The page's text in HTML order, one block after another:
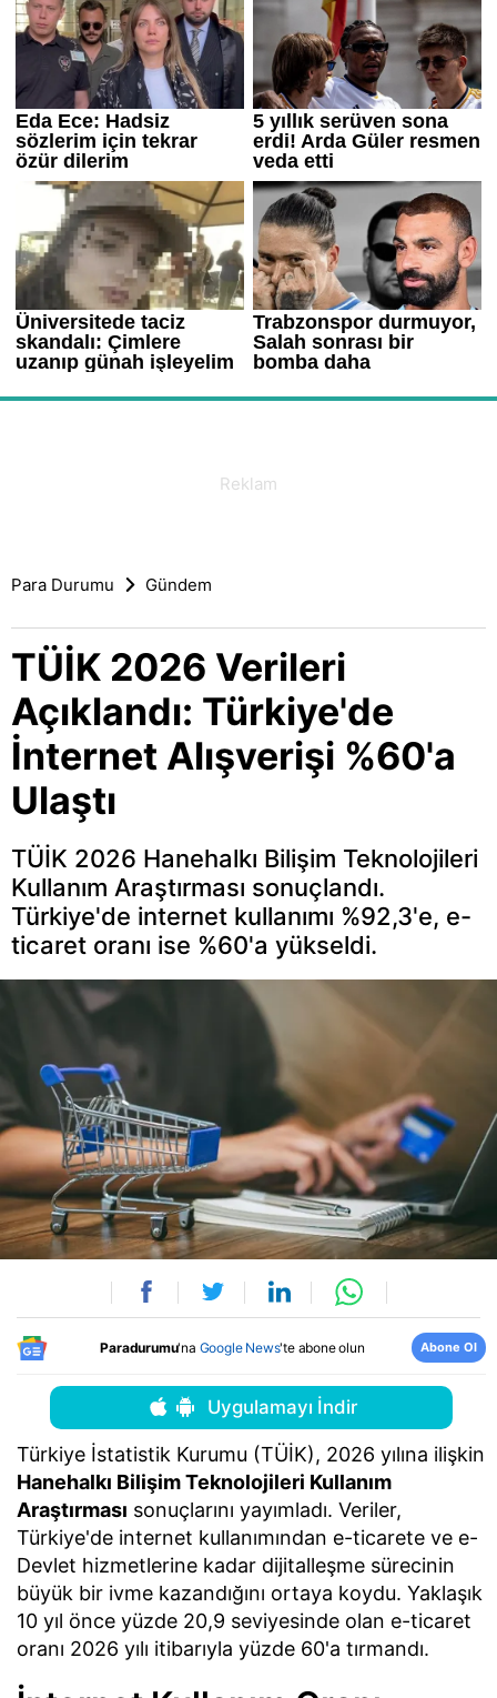
Para Durumu Gündem
TÜİK 2026 Verileri
Açıklandı: Türkiye'de
İnternet Alışverişi %60'a
Ulaştı
TÜİK 2026 Hanehalkı Bilişim Teknolojileri
Kullanım Araştırması sonuçlandı.
Türkiye'de internet kullanımı %92,3'e, e-
ticaret oranı ise %60'a yükseldi.
Paradurumu'na Google News'te abone olun Abone Ol
Uygulamayı İndir
Türkiye İstatistik Kurumu (TÜİK), 2026 yılına ilişkin
Hanehalkı Bilişim Teknolojileri Kullanım
Araştırması sonuçlarını yayımladı. Veriler,
Türkiye'de internet kullanımından e-ticarete ve e-
Devlet hizmetlerine kadar dijitalleşme sürecinin
büyük bir ivme kazandığını ortaya koydu. Yaklaşık
10 yıl önce yüzde 20,9 seviyesinde olan e-ticaret
oranı 2026 yılı itibarıyla yüzde 60'a tırmandı.